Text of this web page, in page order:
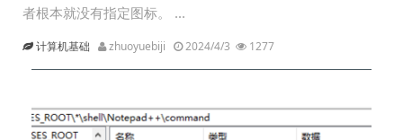
者根本就没有指定图标。 ...
计算机基础 zhuoyuebiji 2024/4/3 1277